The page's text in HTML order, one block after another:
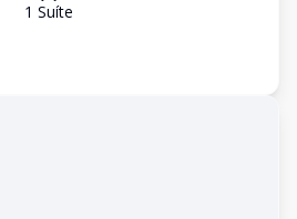
1 Suíte